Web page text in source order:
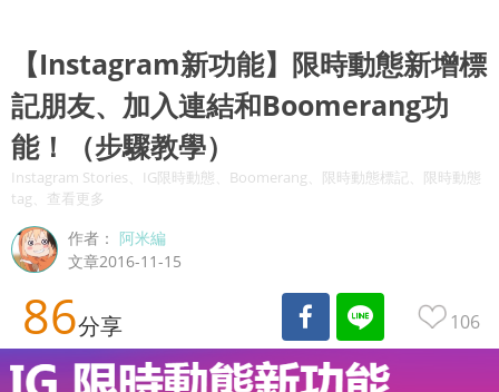
【Instagram新功能】限時動態新增標
記朋友、加入連結和Boomerang功
能！（步驟教學）
Instagram Stories、IG限時動態、Boomerang、限時動態標記、限時動態
tag、查看更多
作者： 阿米編
文章2016-11-15
86分享 106